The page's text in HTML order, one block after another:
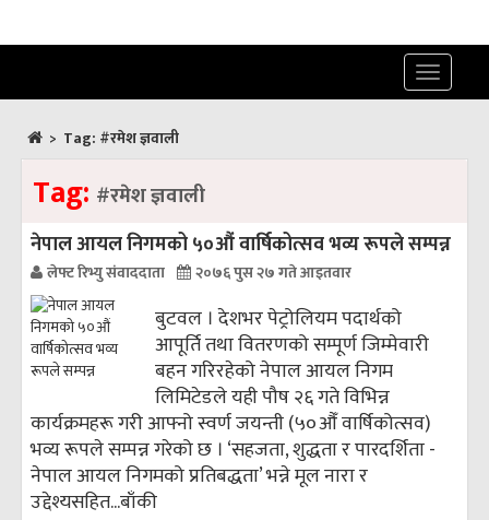
Toggle
> Tag: #रमेश ज्ञवाली
Tag: #रमेश ज्ञवाली
नेपाल आयल निगमको ५०औं वार्षिकोत्सव भव्य रूपले सम्पन्न
लेफ्ट रिभ्यु संवाददाता २०७६ पुस २७ गते आइतवार
बुटवल । देशभर पेट्रोलियम पदार्थको
आपूर्ति तथा वितरणको सम्पूर्ण जिम्मेवारी
बहन गरिरहेको नेपाल आयल निगम
लिमिटेडले यही पौष २६ गते विभिन्न
कार्यक्रमहरू गरी आफ्नो स्वर्ण जयन्ती (५०औँ वार्षिकोत्सव)
भव्य रूपले सम्पन्न गरेको छ । ‘सहजता, शुद्धता र पारदर्शिता -
नेपाल आयल निगमको प्रतिबद्धता’ भन्ने मूल नारा र
उद्देश्यसहित...बाँकी